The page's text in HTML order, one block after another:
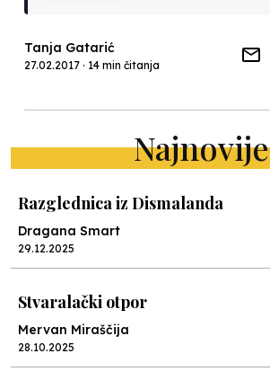
Tanja Gatarić
27.02.2017 · 14 min čitanja
Najnovije
Razglednica iz Dismalanda
Dragana Smart
29.12.2025
Stvaralački otpor
Mervan Miraščija
28.10.2025